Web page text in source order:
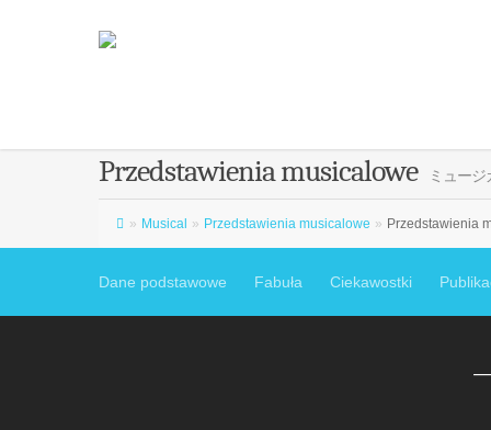
Przedstawienia musicalowe ミュー
» Musical » Przedstawienia musicalowe » Przedstawienia
Dane podstawowe Fabuła Ciekawostki